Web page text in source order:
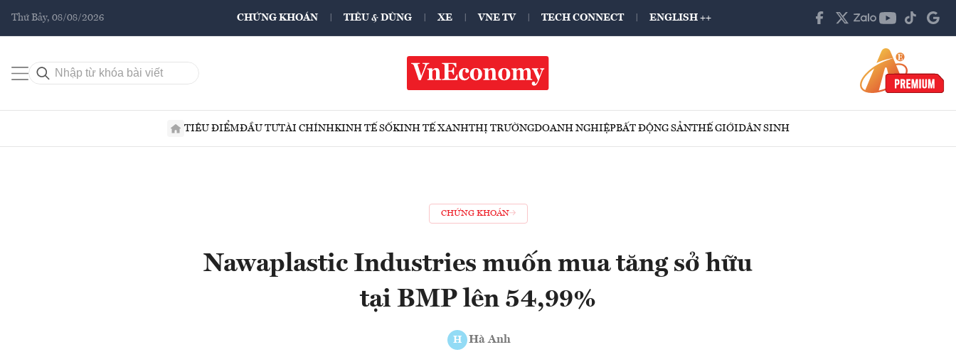
Thứ Bảy, 08/08/2026 CHỨNG KHOÁN TIÊU & DÙNG XE VNE TV TECH CONNECT ENGLISH ++
TIÊU ĐIỂMĐẦU TƯTÀI CHÍNHKINH TẾ SỐKINH TẾ XANHTHỊ TRƯỜNGDOANH NGHIỆPBẤT ĐỘNG SẢNTHẾ GIỚIDÂN SINH
CHỨNG KHOÁN
Nawaplastic Industries muốn mua tăng sở hữu
tại BMP lên 54,99%
H Hà Anh